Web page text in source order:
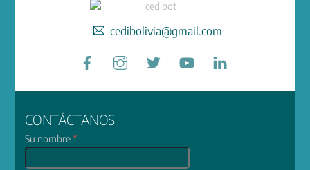
cedibolivia@gmail.com
Facebook
CONTÁCTANOS
Su nombre*